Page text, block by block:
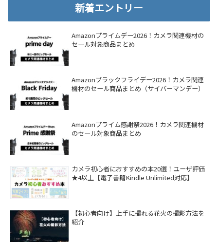
新着エントリー
Amazonプライムデー2026！カメラ関連機材の
セール対象商品まとめ
Amazonブラックフライデー2026！カメラ関連
機材のセール商品まとめ（サイバーマンデー）
Amazonプライム感謝祭2026！カメラ関連機材
のセール対象商品まとめ
カメラ初心者におすすめの本20選！ユーザ評価
★4以上【電子書籍Kindle Unlimited対応】
【初心者向け】上手に撮れる花火の撮影方法を
紹介